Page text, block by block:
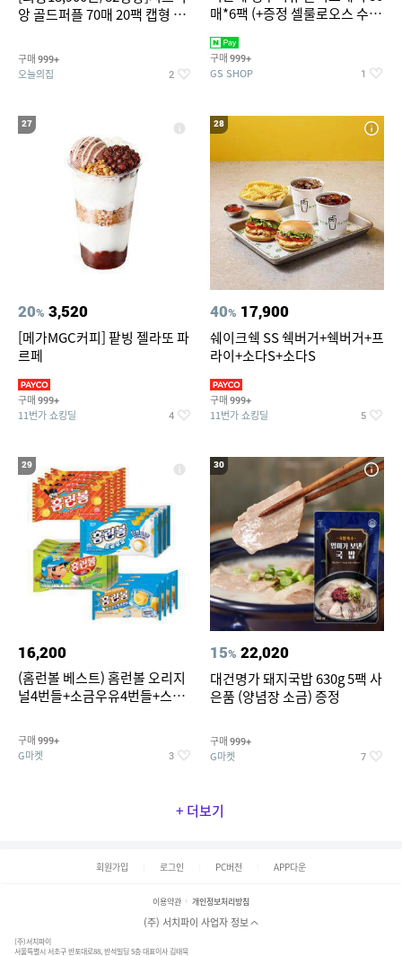
앙 골드퍼플 70매 20팩 캡형 아
구매 999+
오늘의집 2
매*6팩 (+증정 셀룰로오스 수세
구매 999+
GS SHOP 1
27
20% 3,520
[메가MGC커피] 팥빙 젤라또 파
르페
구매 999+
11번가 쇼킹딜 4
28
40% 17,900
쉐이크쉑 SS 쉑버거+쉑버거+프
라이+소다S+소다S
구매 999+
11번가 쇼킹딜 5
29
16,200
(홈런볼 베스트) 홈런볼 오리지
널4번들+소금우유4번들+스윗
콘맛4번들
구매 999+
G마켓 3
30
15% 22,020
대건명가 돼지국밥 630g 5팩 사
은품 (양념장 소금) 증정
구매 999+
G마켓 7
+ 더보기
회원가입 로그인 PC버전 APP다운
이용약관 개인정보처리방침
(주) 서치파이 사업자 정보
(주)서치파이
서울특별시 서초구 반포대로88, 반석빌딩 5층 대표이사 김태묵